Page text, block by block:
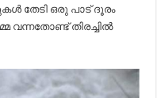
തേടി ഒരു പാട് ദൂരം
വന്നതോണ്ട് തിരച്ചിൽ